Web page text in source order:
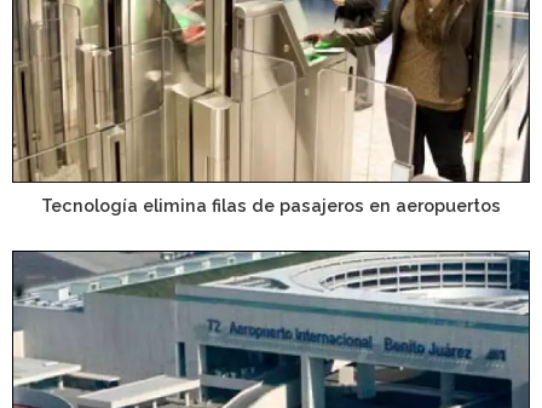
Tecnología elimina filas de pasajeros en aeropuertos